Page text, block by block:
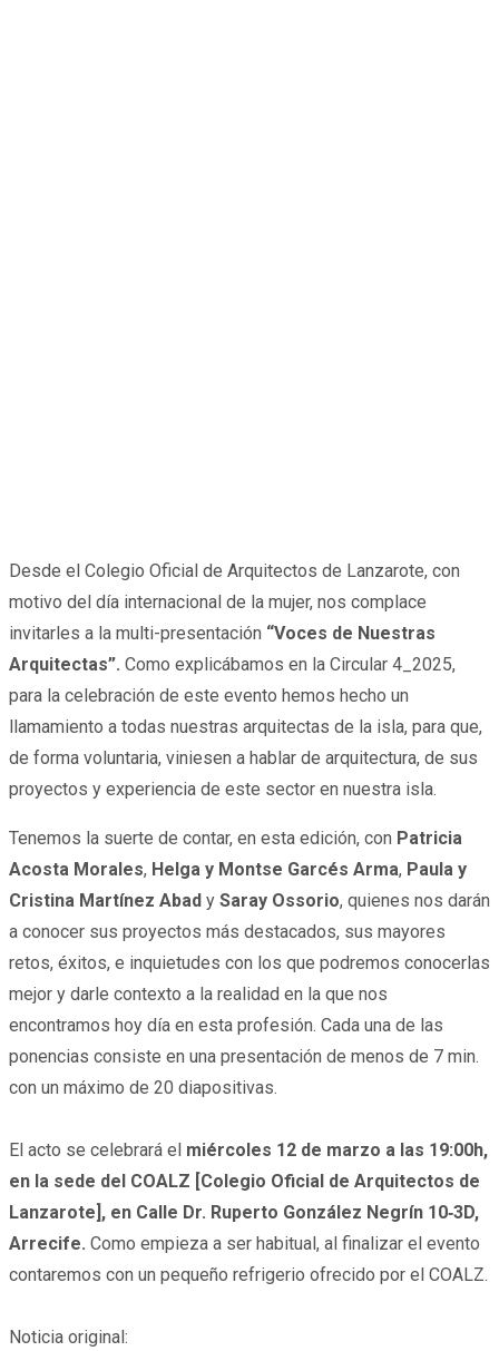
Desde el Colegio Oficial de Arquitectos de Lanzarote, con
motivo del día internacional de la mujer, nos complace
invitarles a la multi-presentación “Voces de Nuestras
Arquitectas”. Como explicábamos en la Circular 4_2025,
para la celebración de este evento hemos hecho un
llamamiento a todas nuestras arquitectas de la isla, para que,
de forma voluntaria, viniesen a hablar de arquitectura, de sus
proyectos y experiencia de este sector en nuestra isla.
Tenemos la suerte de contar, en esta edición, con Patricia
Acosta Morales, Helga y Montse Garcés Arma, Paula y
Cristina Martínez Abad y Saray Ossorio, quienes nos darán
a conocer sus proyectos más destacados, sus mayores
retos, éxitos, e inquietudes con los que podremos conocerlas
mejor y darle contexto a la realidad en la que nos
encontramos hoy día en esta profesión. Cada una de las
ponencias consiste en una presentación de menos de 7 min.
con un máximo de 20 diapositivas.
El acto se celebrará el miércoles 12 de marzo a las 19:00h,
en la sede del COALZ [Colegio Oficial de Arquitectos de
Lanzarote], en Calle Dr. Ruperto González Negrín 10‐3D,
Arrecife. Como empieza a ser habitual, al finalizar el evento
contaremos con un pequeño refrigerio ofrecido por el COALZ.
Noticia original: